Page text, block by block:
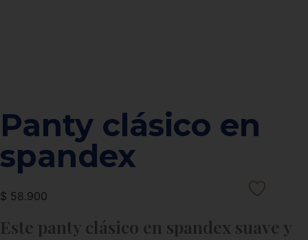
Panty clásico en
spandex
$ 58.900
Este panty clásico en spandex suave y